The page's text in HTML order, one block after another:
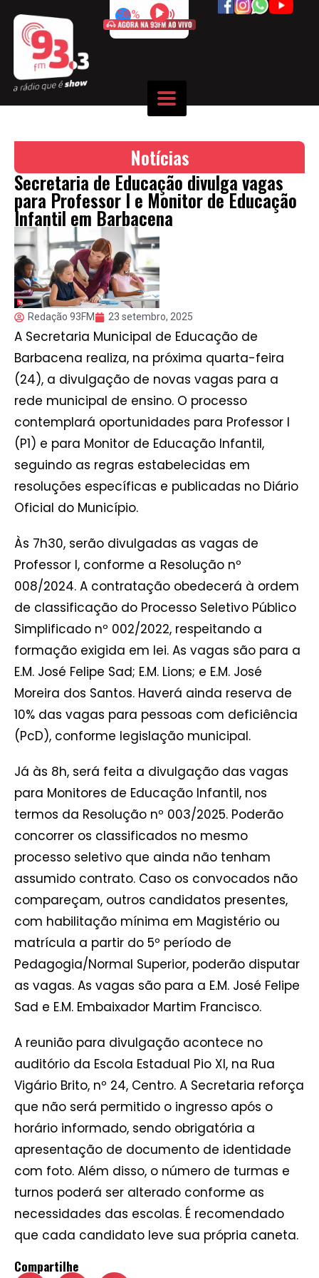
50%
Notícias
Secretaria de Educação divulga vagas
para Professor I e Monitor de Educação
Infantil em Barbacena
Redação 93FM 23 setembro, 2025
A Secretaria Municipal de Educação de
Barbacena realiza, na próxima quarta-feira
(24), a divulgação de novas vagas para a
rede municipal de ensino. O processo
contemplará oportunidades para Professor I
(P1) e para Monitor de Educação Infantil,
seguindo as regras estabelecidas em
resoluções específicas e publicadas no Diário
Oficial do Município.
Às 7h30, serão divulgadas as vagas de
Professor I, conforme a Resolução nº
008/2024. A contratação obedecerá à ordem
de classificação do Processo Seletivo Público
Simplificado nº 002/2022, respeitando a
formação exigida em lei. As vagas são para a
E.M. José Felipe Sad; E.M. Lions; e E.M. José
Moreira dos Santos. Haverá ainda reserva de
10% das vagas para pessoas com deficiência
(PcD), conforme legislação municipal.
Já às 8h, será feita a divulgação das vagas
para Monitores de Educação Infantil, nos
termos da Resolução nº 003/2025. Poderão
concorrer os classificados no mesmo
processo seletivo que ainda não tenham
assumido contrato. Caso os convocados não
compareçam, outros candidatos presentes,
com habilitação mínima em Magistério ou
matrícula a partir do 5º período de
Pedagogia/Normal Superior, poderão disputar
as vagas. As vagas são para a E.M. José Felipe
Sad e E.M. Embaixador Martim Francisco.
A reunião para divulgação acontece no
auditório da Escola Estadual Pio XI, na Rua
Vigário Brito, nº 24, Centro. A Secretaria reforça
que não será permitido o ingresso após o
horário informado, sendo obrigatória a
apresentação de documento de identidade
com foto. Além disso, o número de turmas e
turnos poderá ser alterado conforme as
necessidades das escolas. É recomendado
que cada candidato leve sua própria caneta.
Compartilhe